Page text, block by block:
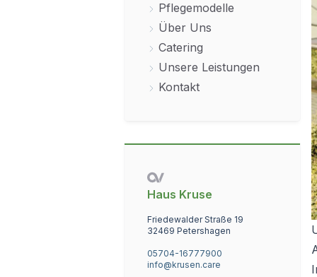
Pflegemodelle
Über Uns
Catering
Unsere Leistungen
Kontakt
Haus Kruse
Friedewalder Straße 19
32469 Petershagen
05704-16777900
info@krusen.care